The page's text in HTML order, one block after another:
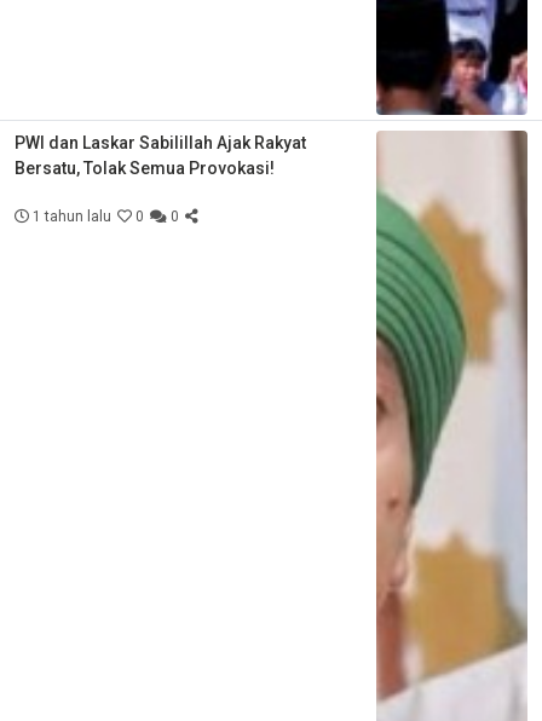
PWI dan Laskar Sabilillah Ajak Rakyat
Bersatu, Tolak Semua Provokasi!
1 tahun lalu 0 0